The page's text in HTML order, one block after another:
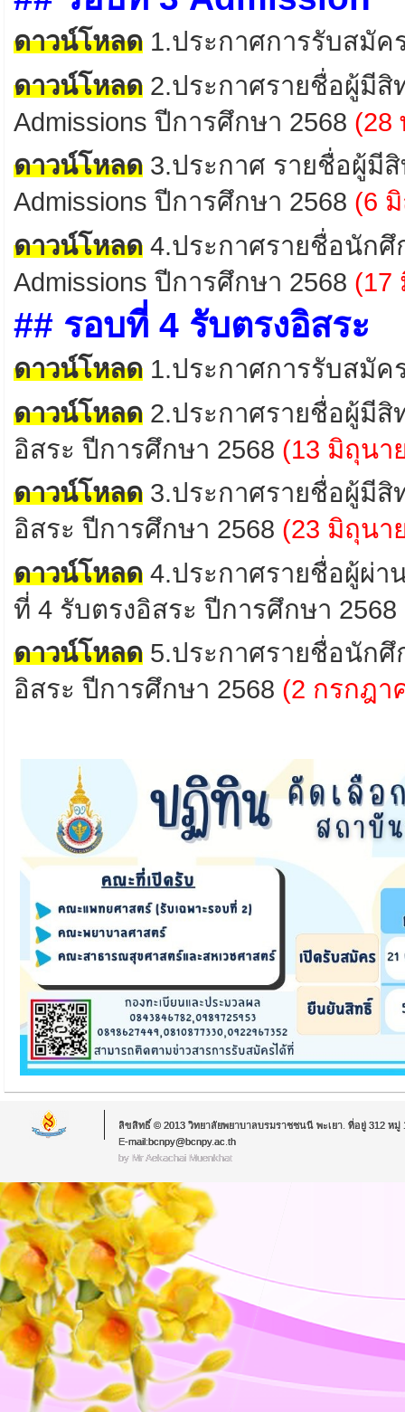
ดาวน์โหลด 1.ประกาศการรับสมัค
ดาวน์โหลด 2.ประกาศรายชื่อผู้มี
Admissions ปีการศึกษา 2568 (28
ดาวน์โหลด 3.ประกาศ รายชื่อผู้มี
Admissions ปีการศึกษา 2568 (6
ดาวน์โหลด 4.ประกาศรายชื่อนัก
Admissions ปีการศึกษา 2568 (17
## รอบที่ 4 รับตรงอิสระ
ดาวน์โหลด 1.ประกาศการรับสมัค
ดาวน์โหลด 2.ประกาศรายชื่อผู้มี
อิสระ ปีการศึกษา 2568 (13 มิถุนา
ดาวน์โหลด 3.ประกาศรายชื่อผู้มีสิ
อิสระ ปีการศึกษา 2568 (23 มิถุนา
ดาวน์โหลด 4.ประกาศรายชื่อผู้ผ่า
ที่ 4 รับตรงอิสระ ปีการศึกษา 2568
ดาวน์โหลด 5.ประกาศรายชื่อนัก
อิสระ ปีการศึกษา 2568 (2 กรกฎา
ลิขสิทธิ์ © 2013 วิทยาลัยพยาบาลบรมราชชนนี พะเยา. ที่อยู่ 312 หมู่
E-mail:bcnpy@bcnpy.ac.th
by Mr.Aekachai Muenkhat